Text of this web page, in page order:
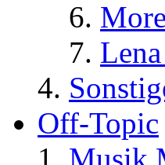
Off-Topic
Musik